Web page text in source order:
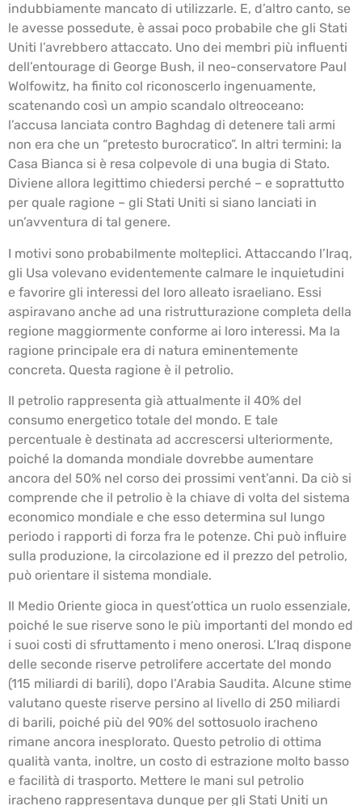
indubbiamente mancato di utilizzarle. E, d’altro canto, se
le avesse possedute, è assai poco probabile che gli Stati
Uniti l’avrebbero attaccato. Uno dei membri più influenti
dell’entourage di George Bush, il neo-conservatore Paul
Wolfowitz, ha finito col riconoscerlo ingenuamente,
scatenando così un ampio scandalo oltreoceano:
l’accusa lanciata contro Baghdag di detenere tali armi
non era che un “pretesto burocratico”. In altri termini: la
Casa Bianca si è resa colpevole di una bugia di Stato.
Diviene allora legittimo chiedersi perché – e soprattutto
per quale ragione – gli Stati Uniti si siano lanciati in
un’avventura di tal genere.
I motivi sono probabilmente molteplici. Attaccando l’Iraq,
gli Usa volevano evidentemente calmare le inquietudini
e favorire gli interessi del loro alleato israeliano. Essi
aspiravano anche ad una ristrutturazione completa della
regione maggiormente conforme ai loro interessi. Ma la
ragione principale era di natura eminentemente
concreta. Questa ragione è il petrolio.
Il petrolio rappresenta già attualmente il 40% del
consumo energetico totale del mondo. E tale
percentuale è destinata ad accrescersi ulteriormente,
poiché la domanda mondiale dovrebbe aumentare
ancora del 50% nel corso dei prossimi vent’anni. Da ciò si
comprende che il petrolio è la chiave di volta del sistema
economico mondiale e che esso determina sul lungo
periodo i rapporti di forza fra le potenze. Chi può influire
sulla produzione, la circolazione ed il prezzo del petrolio,
può orientare il sistema mondiale.
Il Medio Oriente gioca in quest’ottica un ruolo essenziale,
poiché le sue riserve sono le più importanti del mondo ed
i suoi costi di sfruttamento i meno onerosi. L’Iraq dispone
delle seconde riserve petrolifere accertate del mondo
(115 miliardi di barili), dopo l’Arabia Saudita. Alcune stime
valutano queste riserve persino al livello di 250 miliardi
di barili, poiché più del 90% del sottosuolo iracheno
rimane ancora inesplorato. Questo petrolio di ottima
qualità vanta, inoltre, un costo di estrazione molto basso
e facilità di trasporto. Mettere le mani sul petrolio
iracheno rappresentava dunque per gli Stati Uniti un